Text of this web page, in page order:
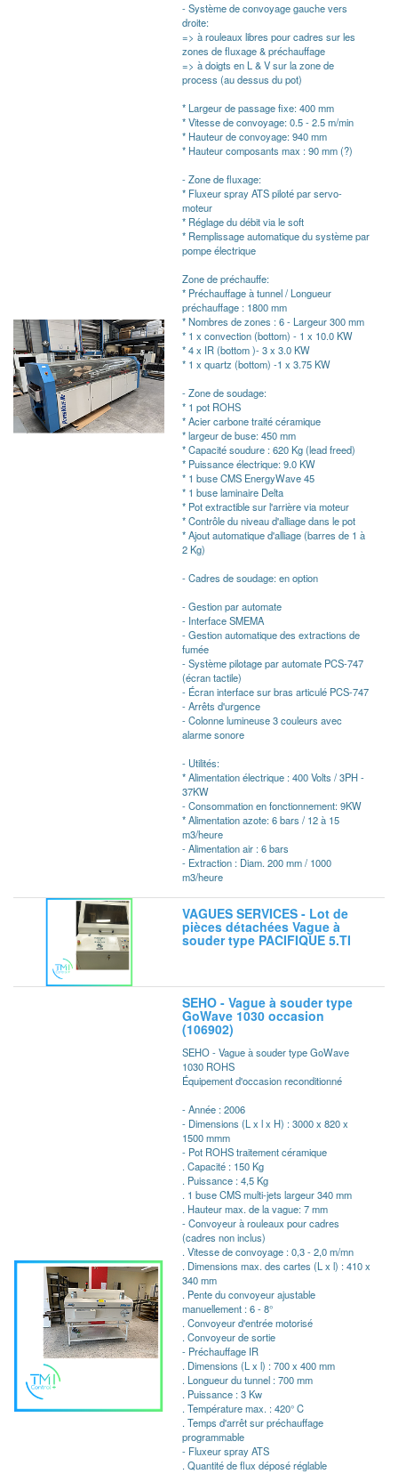
- Système de convoyage gauche vers
droite:
=> à rouleaux libres pour cadres sur les
zones de fluxage & préchauffage
=> à doigts en L & V sur la zone de
process (au dessus du pot)
* Largeur de passage fixe: 400 mm
* Vitesse de convoyage: 0.5 - 2.5 m/min
* Hauteur de convoyage: 940 mm
* Hauteur composants max : 90 mm (?)
- Zone de fluxage:
* Fluxeur spray ATS piloté par servo-
moteur
* Réglage du débit via le soft
* Remplissage automatique du système par
pompe électrique
Zone de préchauffe:
* Préchauffage à tunnel / Longueur
préchauffage : 1800 mm
* Nombres de zones : 6 - Largeur 300 mm
* 1 x convection (bottom) - 1 x 10.0 KW
* 4 x IR (bottom )- 3 x 3.0 KW
* 1 x quartz (bottom) -1 x 3.75 KW
- Zone de soudage:
* 1 pot ROHS
* Acier carbone traité céramique
* largeur de buse: 450 mm
* Capacité soudure : 620 Kg (lead freed)
* Puissance électrique: 9.0 KW
* 1 buse CMS EnergyWave 45
* 1 buse laminaire Delta
* Pot extractible sur l'arrière via moteur
* Contrôle du niveau d'alliage dans le pot
* Ajout automatique d'alliage (barres de 1 à
2 Kg)
- Cadres de soudage: en option
- Gestion par automate
- Interface SMEMA
- Gestion automatique des extractions de
fumée
- Système pilotage par automate PCS-747
(écran tactile)
- Écran interface sur bras articulé PCS-747
- Arrêts d'urgence
- Colonne lumineuse 3 couleurs avec
alarme sonore
- Utilités:
* Alimentation électrique : 400 Volts / 3PH -
37KW
- Consommation en fonctionnement: 9KW
* Alimentation azote: 6 bars / 12 à 15
m3/heure
- Alimentation air : 6 bars
- Extraction : Diam. 200 mm / 1000
m3/heure
VAGUES SERVICES - Lot de
pièces détachées Vague à
souder type PACIFIQUE 5.TI
SEHO - Vague à souder type
GoWave 1030 occasion
(106902)
SEHO - Vague à souder type GoWave
1030 ROHS
Équipement d'occasion reconditionné
- Année : 2006
- Dimensions (L x l x H) : 3000 x 820 x
1500 mmm
- Pot ROHS traitement céramique
. Capacité : 150 Kg
. Puissance : 4,5 Kg
. 1 buse CMS multi-jets largeur 340 mm
. Hauteur max. de la vague: 7 mm
- Convoyeur à rouleaux pour cadres
(cadres non inclus)
. Vitesse de convoyage : 0,3 - 2,0 m/mn
. Dimensions max. des cartes (L x l) : 410 x
340 mm
. Pente du convoyeur ajustable
manuellement : 6 - 8°
. Convoyeur d'entrée motorisé
. Convoyeur de sortie
- Préchauffage IR
. Dimensions (L x l) : 700 x 400 mm
. Longueur du tunnel : 700 mm
. Puissance : 3 Kw
. Température max. : 420° C
. Temps d'arrêt sur préchauffage
programmable
- Fluxeur spray ATS
. Quantité de flux déposé réglable